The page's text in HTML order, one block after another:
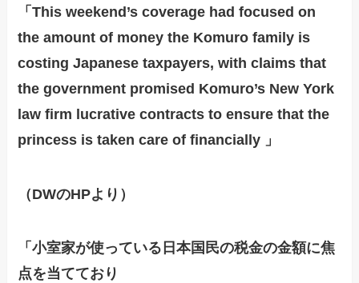
「This weekend’s coverage had focused on
the amount of money the Komuro family is
costing Japanese taxpayers, with claims that
the government promised Komuro’s New York
law firm lucrative contracts to ensure that the
princess is taken care of financially 」
（DWのHPより）
「小室家が使っている 日本国民の税金の金額に焦
点を当てており